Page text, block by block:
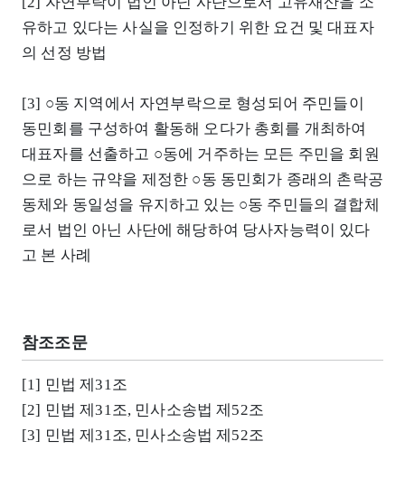
유하고 있다는 사실을 인정하기 위한 요건 및 대표자
의 선정 방법
[3] ○동 지역에서 자연부락으로 형성되어 주민들이
동민회를 구성하여 활동해 오다가 총회를 개최하여
대표자를 선출하고 ○동에 거주하는 모든 주민을 회원
으로 하는 규약을 제정한 ○동 동민회가 종래의 촌락공
동체와 동일성을 유지하고 있는 ○동 주민들의 결합체
로서 법인 아닌 사단에 해당하여 당사자능력이 있다
고 본 사례
참조조문
[1] 민법 제31조
[2] 민법 제31조, 민사소송법 제52조
[3] 민법 제31조, 민사소송법 제52조